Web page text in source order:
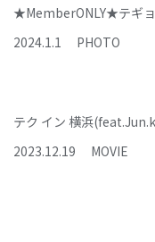
★MemberONLY★テギ
2024.1.1 PHOTO
テク イン 横浜
2023.12.19 MOVIE